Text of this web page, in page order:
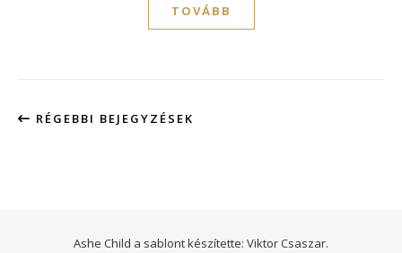
TOVÁBB
RÉGEBBI BEJEGYZÉSEK
Ashe Child a sablont készítette: Viktor Csaszar.